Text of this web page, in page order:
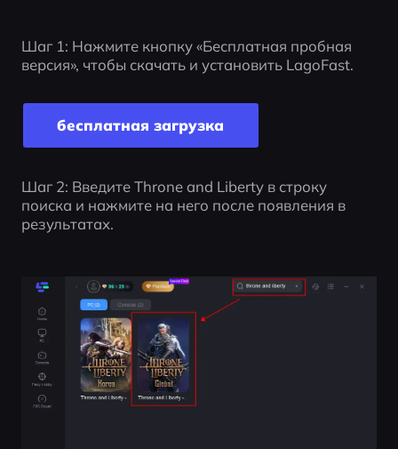
Шаг 1: Нажмите кнопку «Бесплатная пробная
версия», чтобы скачать и установить LagoFast.
бесплатная загрузка
Шаг 2: Введите Throne and Liberty в строку
поиска и нажмите на него после появления в
результатах.